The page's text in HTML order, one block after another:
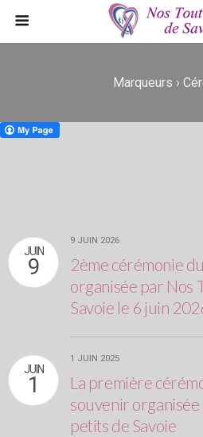
Marqueurs ›
JUIN
9
9 JUIN 2026
2ème cérémonie
organisée par Nos
Savoie le 6 juin
JUIN
1
1 JUIN 2025
La première
souvenir
petits de Savoie